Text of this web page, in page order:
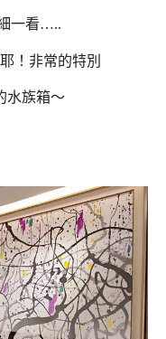
一看…..
！非常的特別
水族箱～